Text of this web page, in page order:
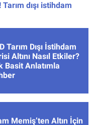
dışı istihdam
Tarım Dışı İstihdam
Altını Nasıl Etkiler?
Basit Anlatımla
Memiş’ten Altın İçin